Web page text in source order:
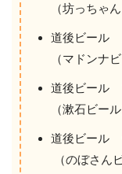
（坊っちゃ
道後ビール
（マドンナビ
道後ビール
（漱石ビール
道後ビール
（のぼさん